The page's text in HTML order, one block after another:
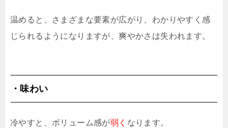
温めると、さまざまな要素が広がり、わかりやすく感
じられるようになりますが、爽やかさは失われます。
・味わい
冷やすと、ボリューム感が弱く なります。